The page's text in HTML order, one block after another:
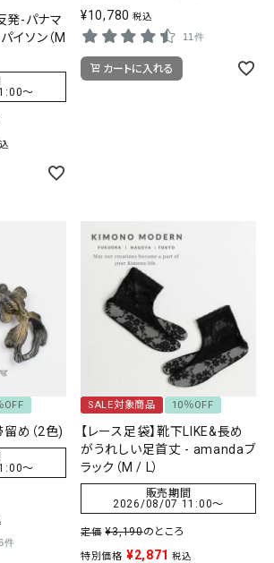
発-パナマ
イソン（M
〜
¥10,780 税込
11件
カートに入れる
OFF
め（2色)
〜
件
SALE対象商品 10％OFF
【レース足袋】靴下LIKE&長め
がうれしい足首丈 - amandaブ
ラック（M / L）
販売期間
2026/08/07 11:00〜
定価 ¥3,190のところ
特別価格 ¥2,871 税込